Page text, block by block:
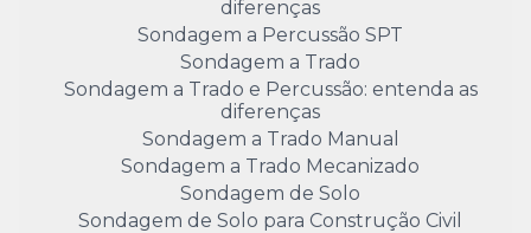
diferenças
Sondagem a Percussão SPT
Sondagem a Trado
Sondagem a Trado e Percussão: entenda as
diferenças
Sondagem a Trado Manual
Sondagem a Trado Mecanizado
Sondagem de Solo
Sondagem de Solo para Construção Civil